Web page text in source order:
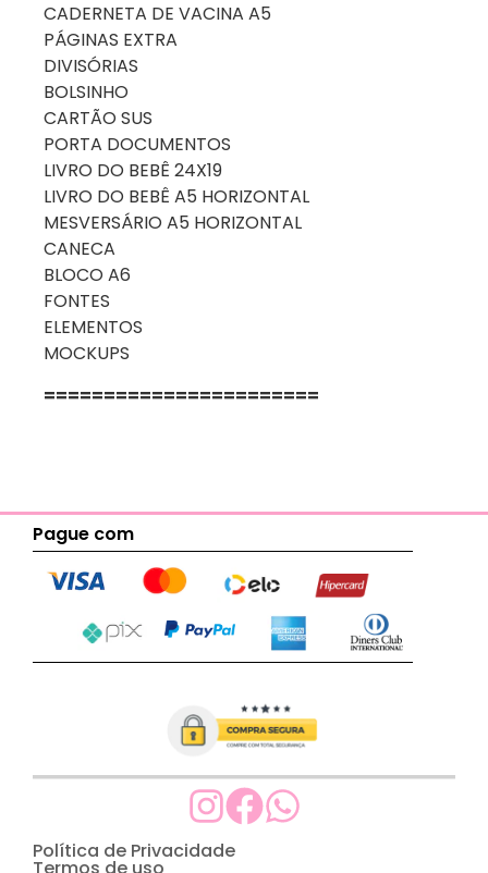
CADERNETA DE VACINA A5
PÁGINAS EXTRA
DIVISÓRIAS
BOLSINHO
CARTÃO SUS
PORTA DOCUMENTOS
LIVRO DO BEBÊ 24X19
LIVRO DO BEBÊ A5 HORIZONTAL
MESVERSÁRIO A5 HORIZONTAL
CANECA
BLOCO A6
FONTES
ELEMENTOS
MOCKUPS
=======================
Pague com
Política de Privacidade
Termos de uso